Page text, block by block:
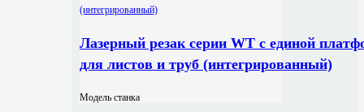
Лазерный резак серии WT с единой
для листов и труб (интегрированный)
Модель станка